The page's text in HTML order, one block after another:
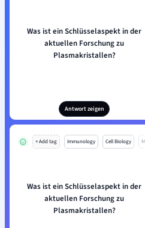
Was ist ein Schlüsselaspekt in der
aktuellen Forschung zu
Plasmakristallen?
Antwort zeigen
+ Add tag Immunology Cell Biology
Was ist ein Schlüsselaspekt in der
aktuellen Forschung zu
Plasmakristallen?